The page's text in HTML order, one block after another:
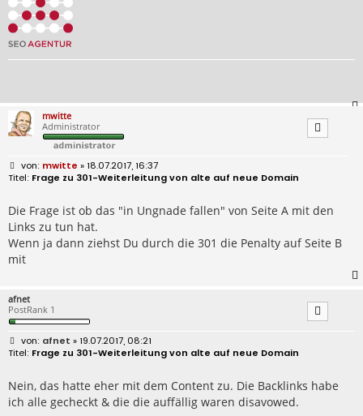
mwitte
Administrator
B
e
r
a
g
mwitte » 18.07.2017, 16:37
Frage zu 301-Weiterleitung von alte auf neue Domain
Die Frage ist ob das "in Ungnade fallen" von Seite A mit den
Links zu tun hat.
Wenn ja dann ziehst Du durch die 301 die Penalty auf Seite B
mit
afnet
PostRank 1
B
e
r
a
g
afnet » 19.07.2017, 08:21
Frage zu 301-Weiterleitung von alte auf neue Domain
Nein, das hatte eher mit dem Content zu. Die Backlinks habe
ich alle gecheckt & die die auffällig waren disavowed.